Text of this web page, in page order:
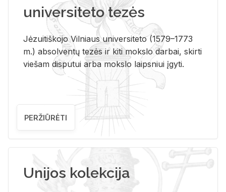
universiteto tezės
Jėzuitiškojo Vilniaus universiteto (1579–1773
m.) absolventų tezės ir kiti mokslo darbai, skirti
viešam disputui arba mokslo laipsniui įgyti.
PERŽIŪRĖTI
Unijos kolekcija